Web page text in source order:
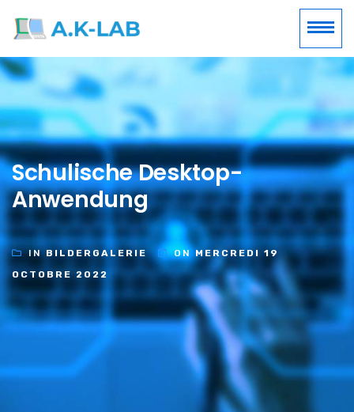
Schulische Desktop-
Anwendung
INBILDERGALERIE ON MERCREDI 19
OCTOBRE 2022